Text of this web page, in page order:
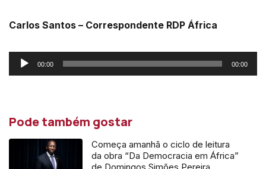
Carlos Santos – Correspondente RDP África
Reprodutor
de
00:00 00:00
Pode também gostar
Começa amanhã o ciclo de leitura
da obra “Da Democracia em África”
de Domingos Simões Pereira